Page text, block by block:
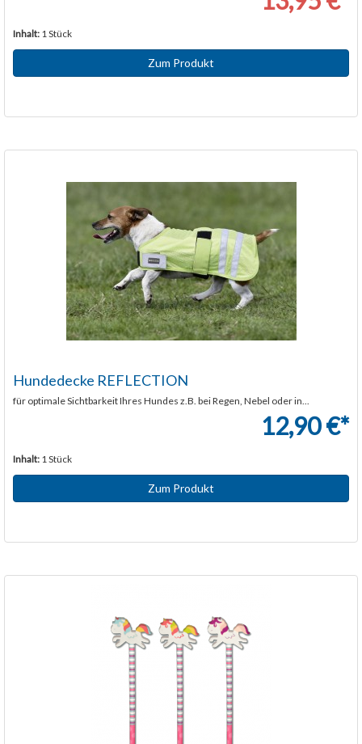
Inhalt: 1 Stück
Zum Produkt
Hundedecke REFLECTION
für optimale Sichtbarkeit Ihres Hundes z.B. bei Regen, Nebel oder in...
12,90 €*
Inhalt: 1 Stück
Zum Produkt